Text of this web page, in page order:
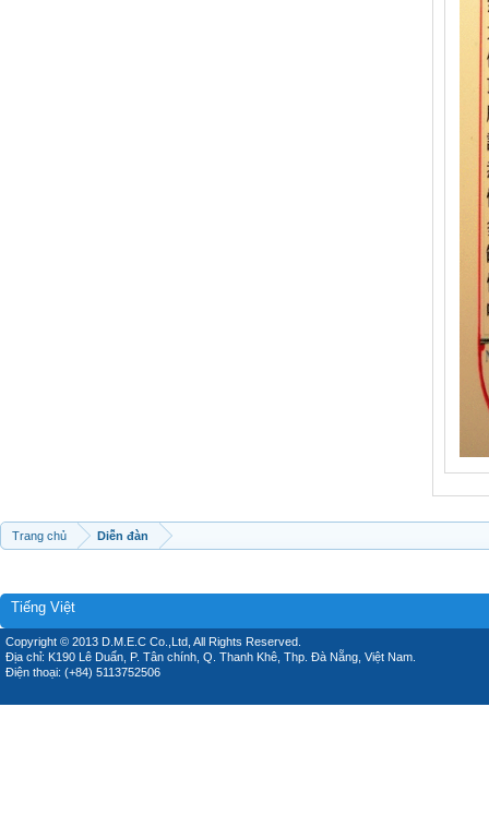
Trang chủ Diễn đàn
Tiếng Việt
Copyright © 2013 D.M.E.C Co.,Ltd, All Rights Reserved.
Địa chỉ: K190 Lê Duẩn, P. Tân chính, Q. Thanh Khê, Thp. Đà Nẵng, Việt Nam.
Điện thoại: (+84) 5113752506